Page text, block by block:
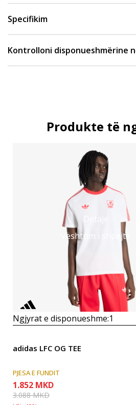
Specifikim
Kontrolloni disponueshmërine
Produkte të
Vështrim i shpejtë
Ngjyrat e disponueshme:1
adidas LFC OG TEE
PJESA E FUNDIT
1.852 MKD
3.088MKD